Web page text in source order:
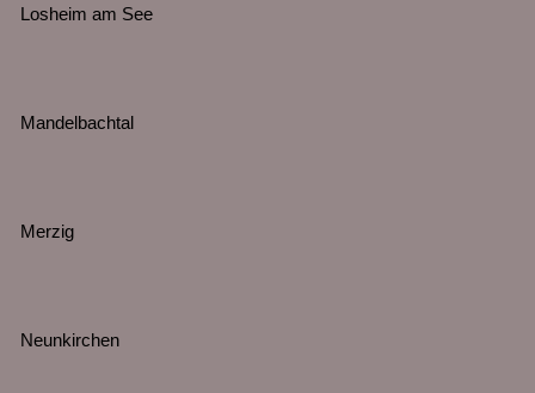
Losheim am See
Mandelbachtal
Merzig
Neunkirchen